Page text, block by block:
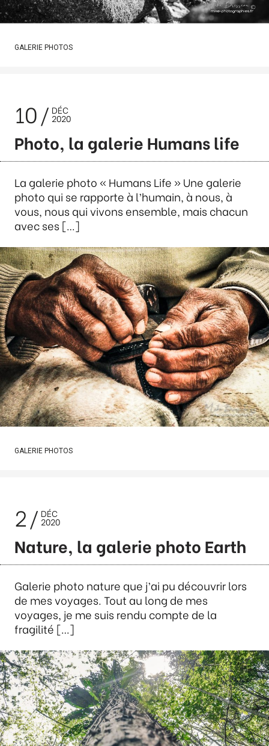
GALERIE PHOTOS
10 DÉC
2020
Photo, la galerie Humans life
La galerie photo « Humans Life » Une galerie
photo qui se rapporte à l’humain, à nous, à
vous, nous qui vivons ensemble, mais chacun
avec ses […]
GALERIE PHOTOS
2 DÉC
2020
Nature, la galerie photo Earth
Galerie photo nature que j’ai pu découvrir lors
de mes voyages. Tout au long de mes
voyages, je me suis rendu compte de la
fragilité […]